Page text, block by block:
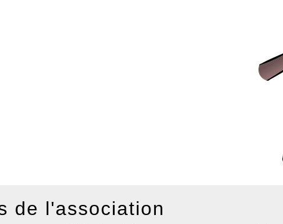
de l'association